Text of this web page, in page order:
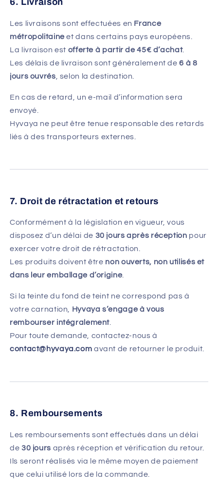
6. Livraison
Les livraisons sont effectuées en France
métropolitaineet dans certains pays européens.
La livraison est offerte à partir de 45€ d’achat.
Les délais de livraison sont généralement de6 à 8
jours ouvrés , selon la destination.
En cas de retard, un e-mail d’information sera
envoyé.
Hyvaya ne peut être tenue responsable des retards
liés à des transporteurs externes.
7. Droit de rétractation et retours
Conformément à la législation en vigueur, vous
disposez d’un délai de 30 jours après réception pour
exercer votre droit de rétractation.
Les produits doivent être non ouverts, non utilisés et
dans leur emballage d’origine.
Si la teinte du fond de teint ne correspond pas à
votre carnation, Hyvaya s’engage à vous
rembourser intégralement
Pour toute demande, contactez-nous à
contact@hyvaya.com avant de retourner le produit.
8. Remboursements
Les remboursements sont effectués dans un délai
de 30 jours après réception et vérification du retour.
Ils seront réalisés via le même moyen de paiement
que celui utilisé lors de la commande.